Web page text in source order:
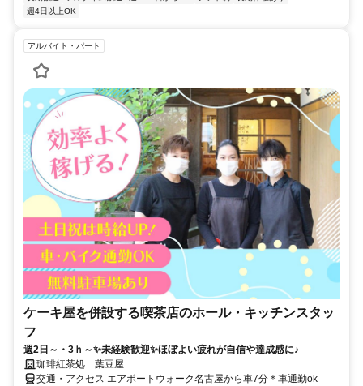
週4日以上OK
アルバイト・パート
ケーキ屋を併設する喫茶店のホール・キッチンスタッ
フ
週2日～・3ｈ～✨未経験歓迎✨ほぼよい疲れが自信や達成感に♪
珈琲紅茶処 葉豆屋
交通・アクセス エアポートウォーク名古屋から車7分＊車通勤ok